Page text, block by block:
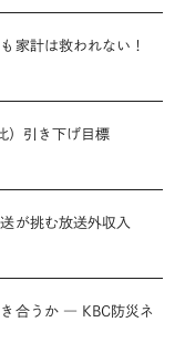
家計は救われない！
）引き下げ目標
が挑む放送外収入
き合うか ― KBC防災ネ